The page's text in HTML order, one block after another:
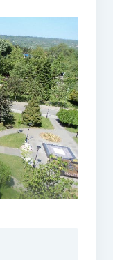
када сте у